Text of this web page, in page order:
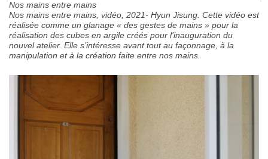
Nos mains entre mains
Nos mains entre mains, vidéo, 2021- Hyun Jisung. Cette vidéo est
réalisée comme un glanage « des gestes de mains » pour la
réalisation des cubes en argile créés pour l’inauguration du
nouvel atelier. Elle s’intéresse avant tout au façonnage, à la
manipulation et à la création faite entre nos mains.